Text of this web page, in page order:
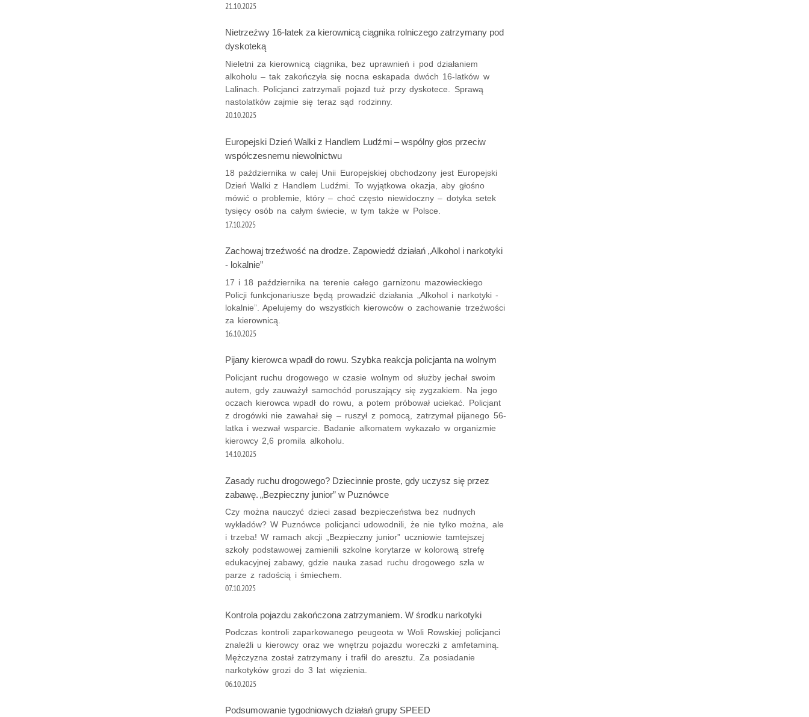
21.10.2025
Nietrzeźwy 16-latek za kierownicą ciągnika rolniczego zatrzymany pod
dyskoteką
Nieletni za kierownicą ciągnika, bez uprawnień i pod działaniem
alkoholu – tak zakończyła się nocna eskapada dwóch 16-latków w
Lalinach. Policjanci zatrzymali pojazd tuż przy dyskotece. Sprawą
nastolatków zajmie się teraz sąd rodzinny.
20.10.2025
Europejski Dzień Walki z Handlem Ludźmi – wspólny głos przeciw
współczesnemu niewolnictwu
18 października w całej Unii Europejskiej obchodzony jest Europejski
Dzień Walki z Handlem Ludźmi. To wyjątkowa okazja, aby głośno
mówić o problemie, który – choć często niewidoczny – dotyka setek
tysięcy osób na całym świecie, w tym także w Polsce.
17.10.2025
Zachowaj trzeźwość na drodze. Zapowiedź działań „Alkohol i narkotyki
- lokalnie”
17 i 18 października na terenie całego garnizonu mazowieckiego
Policji funkcjonariusze będą prowadzić działania „Alkohol i narkotyki -
lokalnie”. Apelujemy do wszystkich kierowców o zachowanie trzeźwości
za kierownicą.
16.10.2025
Pijany kierowca wpadł do rowu. Szybka reakcja policjanta na wolnym
Policjant ruchu drogowego w czasie wolnym od służby jechał swoim
autem, gdy zauważył samochód poruszający się zygzakiem. Na jego
oczach kierowca wpadł do rowu, a potem próbował uciekać. Policjant
z drogówki nie zawahał się – ruszył z pomocą, zatrzymał pijanego 56-
latka i wezwał wsparcie. Badanie alkomatem wykazało w organizmie
kierowcy 2,6 promila alkoholu.
14.10.2025
Zasady ruchu drogowego? Dziecinnie proste, gdy uczysz się przez
zabawę. „Bezpieczny junior” w Puznówce
Czy można nauczyć dzieci zasad bezpieczeństwa bez nudnych
wykładów? W Puznówce policjanci udowodnili, że nie tylko można, ale
i trzeba! W ramach akcji „Bezpieczny junior” uczniowie tamtejszej
szkoły podstawowej zamienili szkolne korytarze w kolorową strefę
edukacyjnej zabawy, gdzie nauka zasad ruchu drogowego szła w
parze z radością i śmiechem.
07.10.2025
Kontrola pojazdu zakończona zatrzymaniem. W środku narkotyki
Podczas kontroli zaparkowanego peugeota w Woli Rowskiej policjanci
znaleźli u kierowcy oraz we wnętrzu pojazdu woreczki z amfetaminą.
Mężczyzna został zatrzymany i trafił do aresztu. Za posiadanie
narkotyków grozi do 3 lat więzienia.
06.10.2025
Podsumowanie tygodniowych działań grupy SPEED